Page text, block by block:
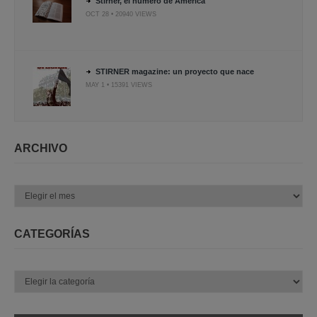
OCT 28 • 20940 VIEWS
STIRNER magazine: un proyecto que nace
MAY 1 • 15391 VIEWS
ARCHIVO
CATEGORÍAS